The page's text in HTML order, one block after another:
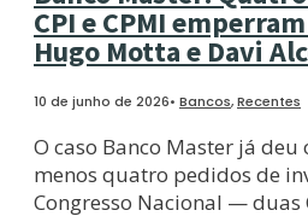
CPI e CPMI
Hugo Motta e Davi
10 de junho de 2026• Bancos,Recentes
O caso Banco Master já
menos quatro pedidos de
Congresso Nacional — duas